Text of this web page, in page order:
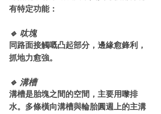
有特定功能：
🔹 呔塊
同路面接觸嘅凸起部分，邊緣愈鋒利，
抓地力愈強。
🔹 溝槽
溝槽是胎塊之間的空間，主要用嚟排
水。多條橫向溝槽與輪胎圓週上的主溝